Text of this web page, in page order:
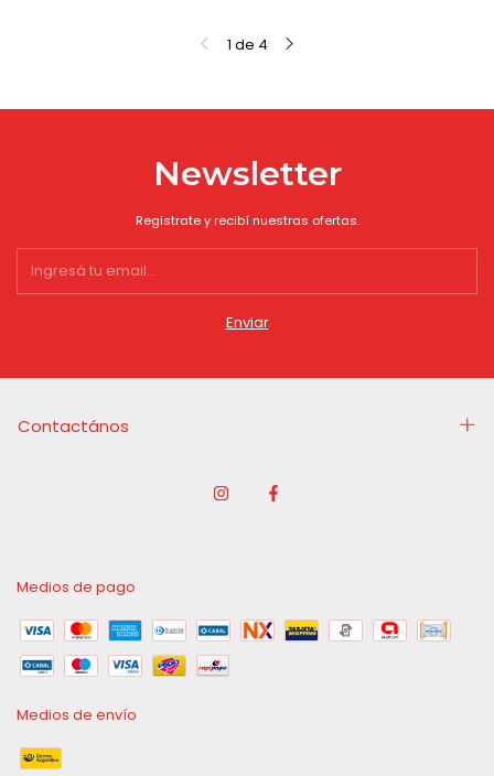
1 de 4
Newsletter
Registrate y recibí nuestras ofertas.
Contactános
Medios de pago
Medios de envío